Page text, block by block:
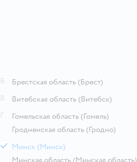
Брестская область (Брест)
Витебская область (Витебск)
Гомельская область (Гомель)
Гродненская область (Гродно)
М Минск (Минск)
Минская область (Минская область)